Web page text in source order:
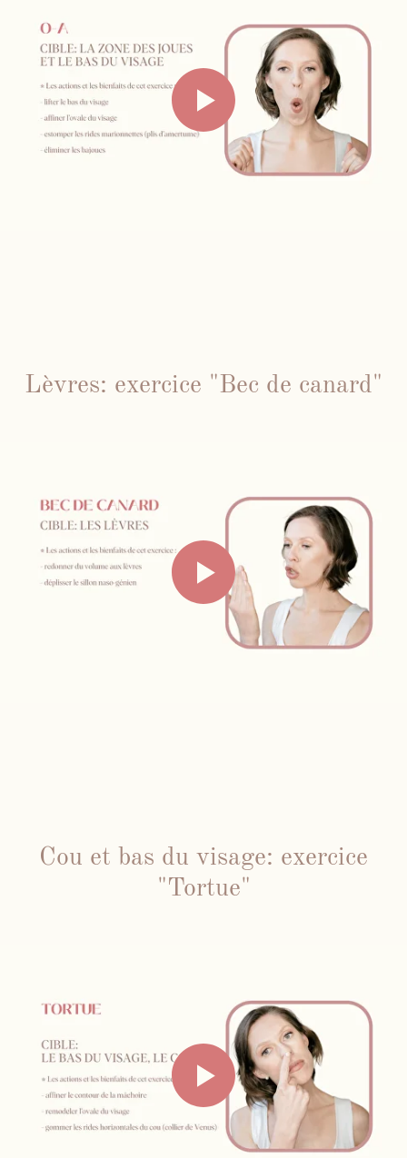
Lèvres: exercice "Bec de canard"
Cou et bas du visage: exercice
"Tortue"